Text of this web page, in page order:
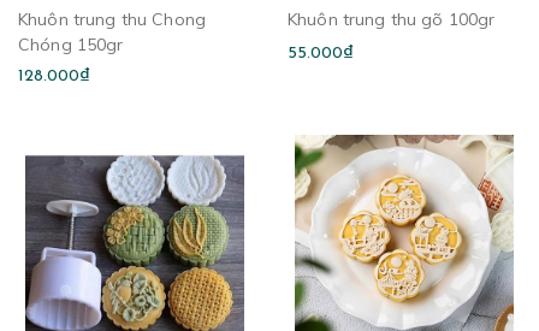
Khuôn trung thu Chong
Chóng 150gr
128.000₫
Khuôn trung thu gõ 100gr
55.000₫